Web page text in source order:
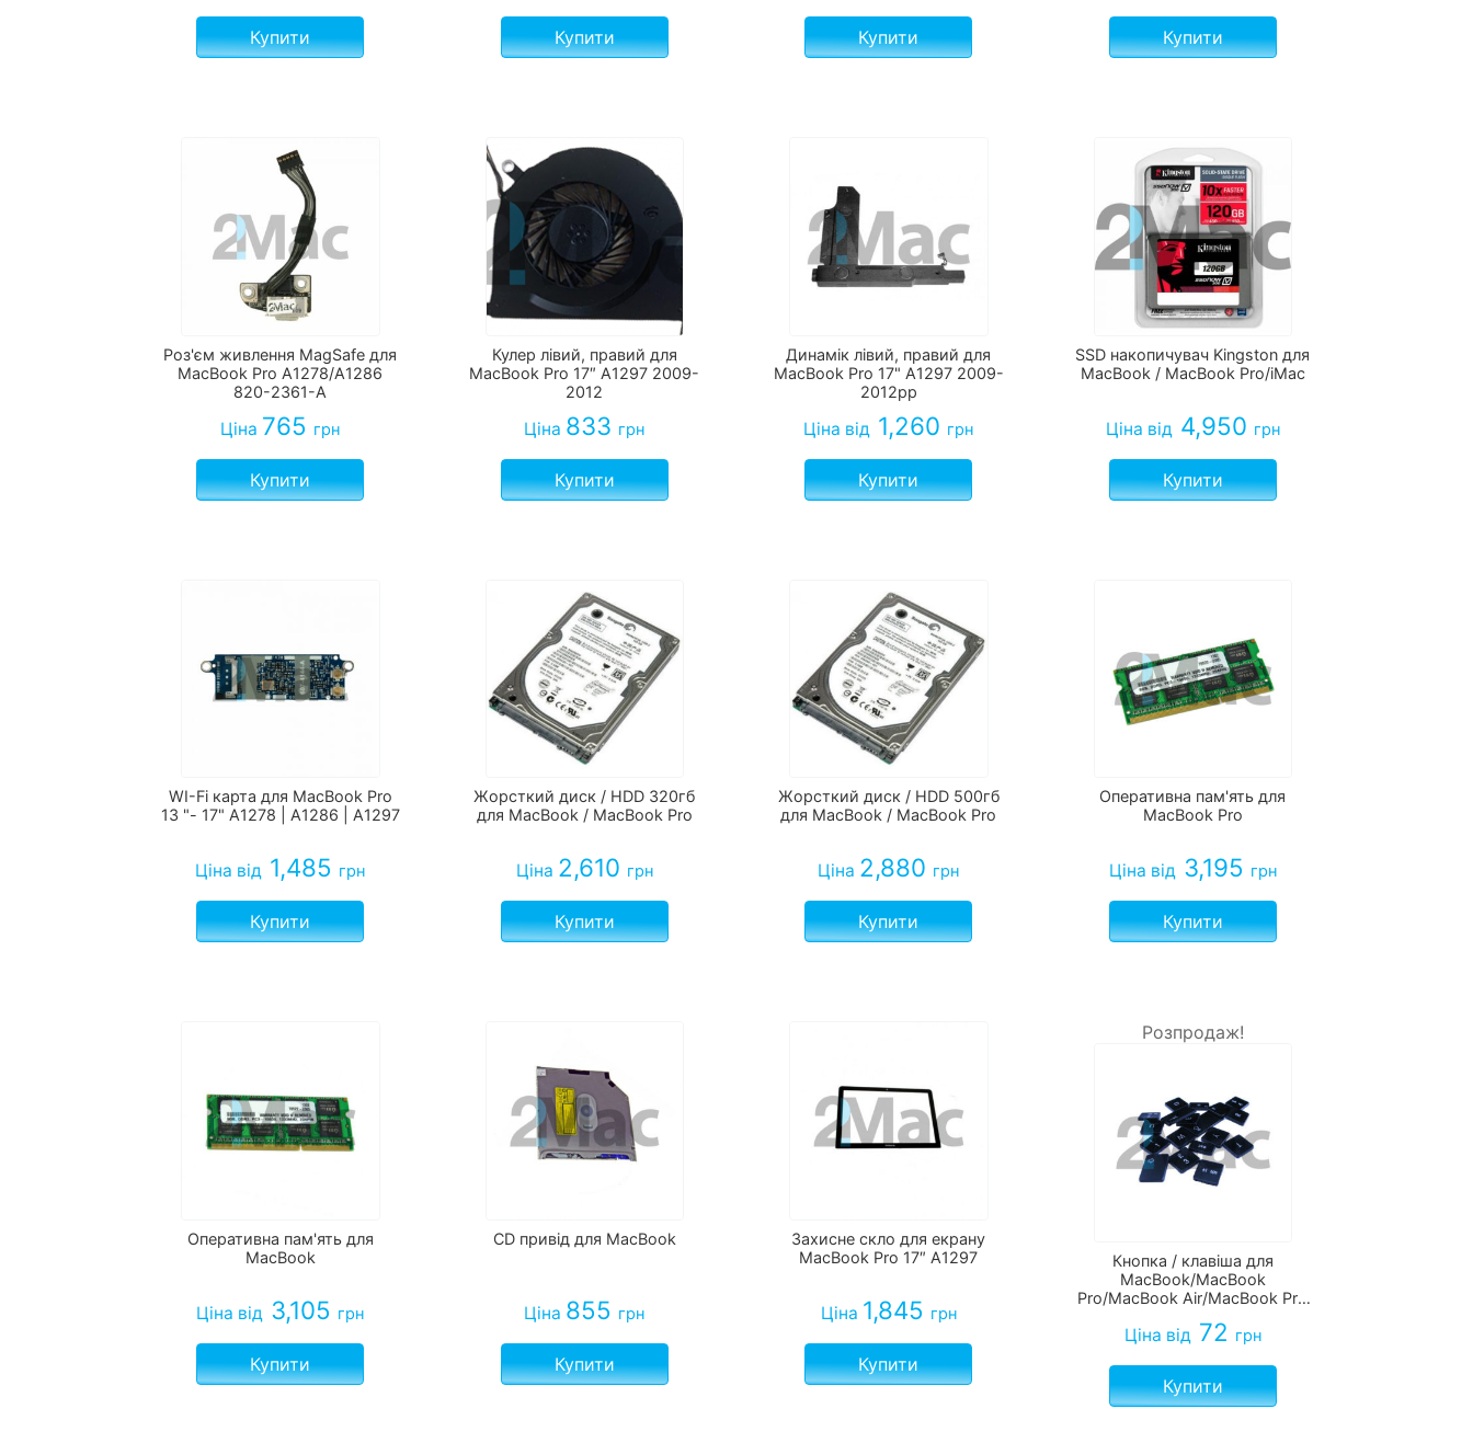
Купити Купити Купити Купити
Роз'єм живлення MagSafe для
MacBook Pro A1278/A1286
820-2361-A
Ціна 765 грн
Купити
Кулер лівий, правий для
MacBook Pro 17″ A1297 2009-
2012
Ціна 833 грн
Купити
Динамік лівий, правий для
MacBook Pro 17" A1297 2009-
2012рр
Ціна від 1,260 грн
Купити
SSD накопичувач Kingston для
MacBook / MacBook Pro/iMac
Ціна від 4,950 грн
Купити
WI-Fi карта для MacBook Pro
13 "- 17" A1278 | A1286 | A1297
Ціна від 1,485 грн
Купити
Жорсткий диск / HDD 320гб
для MacBook / MacBook Pro
Ціна 2,610 грн
Купити
Жорсткий диск / HDD 500гб
для MacBook / MacBook Pro
Ціна 2,880 грн
Купити
Оперативна пам'ять для
MacBook Pro
Ціна від 3,195 грн
Купити
Оперативна пам'ять для
MacBook
Ціна від 3,105 грн
Купити
CD привід для MacBook
Ціна 855 грн
Купити
Захисне скло для екрану
MacBook Pro 17″ A1297
Ціна 1,845 грн
Купити
Розпродаж!
Кнопка / клавіша для
MacBook/MacBook
Pro/MacBook Air/MacBook Pro
Ціна від 72 грн
Купити